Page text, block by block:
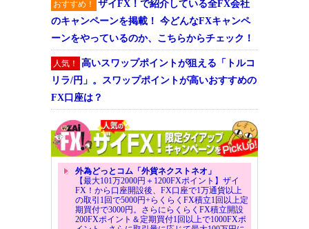
おすすめ！
ザイFX！で紹介している全FX会社
のキャンペーンを掲載！ 今どんなFXキャンペ
ーンをやっているのか、こちらからチェック！
人気！
高いスワップポイントが狙える「トルコ
リラ/円」。スワップポイントが高いおすすめの
FX口座は？
外為どっとコム「外貨ネクストネオ」
【最大101万2000円＋1200FXポイント】ザイ
FX！から口座開設後、FX口座で1万通貨以上
の取引1回で5000円+らくらくFX積立1回以上定
期買付で3000円。さらにらくらくFX積立開設
200FXポイント＆定期買付1回以上で1000FXポ